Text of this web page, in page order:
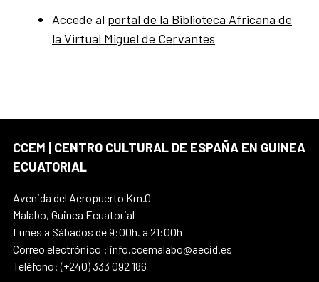
Accede al portal de la Biblioteca Africana de
la Virtual Miguel de Cervantes
CCEM | CENTRO CULTURAL DE ESPAÑA EN GUINEA
ECUATORIAL
Avenida del Aeropuerto Km.0
Malabo, Guinea Ecuatorial
Lunes a Sábados de 9:00h. a 21:00h
Correo electrónico : info.ccemalabo@aecid.es
Teléfono: (+240) 333 092 186